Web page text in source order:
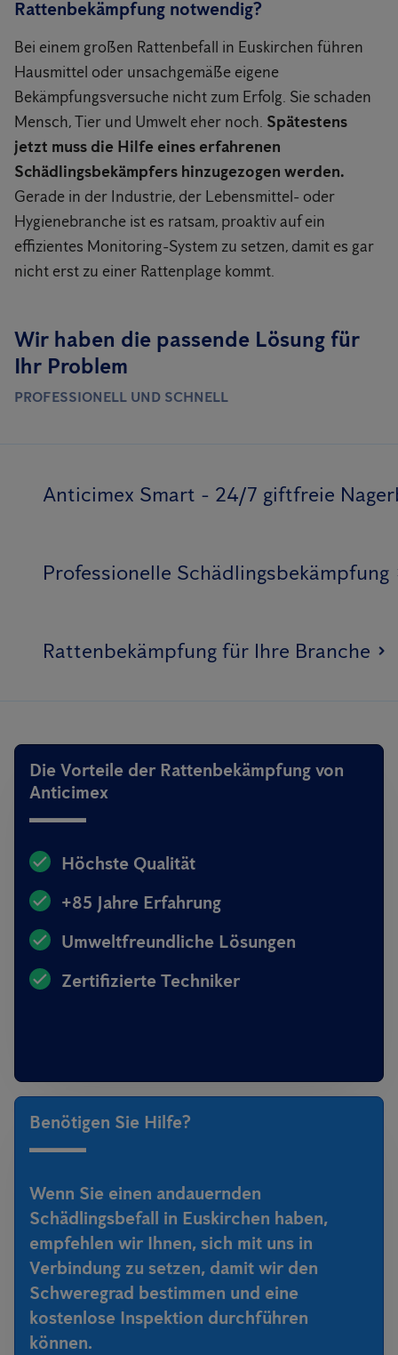
Rattenbekämpfung notwendig?
Bei einem großen Rattenbefall in Euskirchen führen
Hausmittel oder unsachgemäße eigene
Bekämpfungsversuche nicht zum Erfolg. Sie schaden
Mensch, Tier und Umwelt eher noch. Spätestens
jetzt muss die Hilfe eines erfahrenen
Schädlingsbekämpfers hinzugezogen werden.
Gerade in der Industrie, der Lebensmittel- oder
Hygienebranche ist es ratsam, proaktiv auf ein
effizientes Monitoring-System zu setzen, damit es gar
nicht erst zu einer Rattenplage kommt.
Wir haben die passende Lösung für
Ihr Problem
PROFESSIONELL UND SCHNELL
Anticimex Smart - 24/7 giftfreie
Professionelle Schädlingsbekämpfung
Rattenbekämpfung für Ihre Branche
Die Vorteile der Rattenbekämpfung von
Anticimex
Höchste Qualität
+85 Jahre Erfahrung
Umweltfreundliche Lösungen
Zertifizierte Techniker
Benötigen Sie Hilfe?
Wenn Sie einen andauernden
Schädlingsbefall in Euskirchen haben,
empfehlen wir Ihnen, sich mit uns in
Verbindung zu setzen, damit wir den
Schweregrad bestimmen und eine
kostenlose Inspektion durchführen
können.